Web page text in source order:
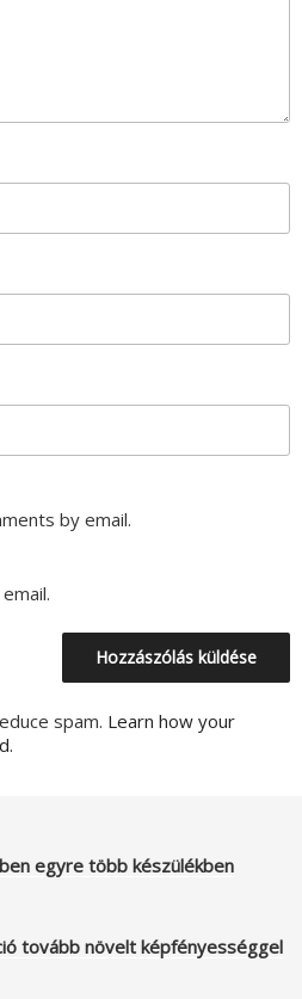
by email.
spam. Learn how your
egyre több készülékben
tovább növelt képfényességgel